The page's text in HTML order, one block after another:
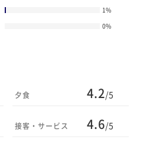
1%
0%
夕食 4.2/5
接客・サービス 4.6/5